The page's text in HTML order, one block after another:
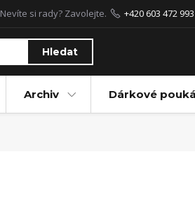
Hledat
Nevíte si rady? Zavolejte. +420 603 472 993
Archiv Dárkové